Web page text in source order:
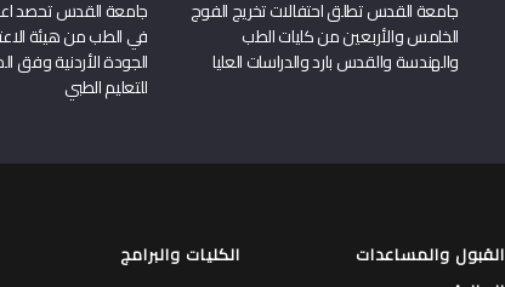
جامعة القدس تطلق احتفالات تخريج الفوج
الخامس والأربعين من كليات الطب
والهندسة والقدس بارد والدراسات العليا
جامعة القدس تحصد
في الطب من هيئة
الجودة الأردنية وفق
للتعليم الطبي
القبول والمساعدات
الكليات والبرامج